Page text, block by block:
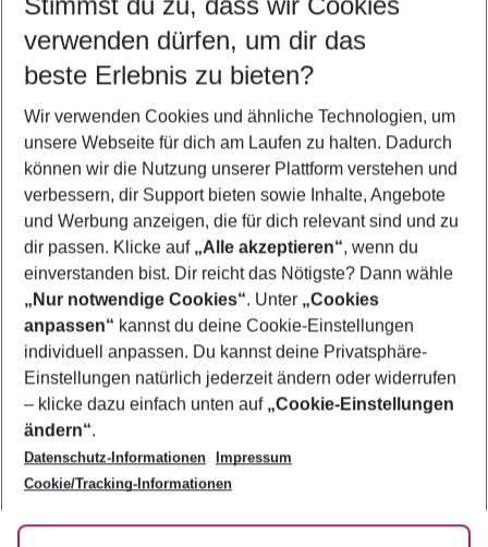
Quicklinks
Frübucher Angebote Bali für 2026
Pauschalreisen Bali
Last Minute Bali
Familienurlaub Bali
Flug & Hotel Bali
Footer
Footer navigation
Über uns
AGB
Bestpreisgarantie
Cookie-Einstellungen ändern
Cookie-Richtlinie
Agenturbetreuung
Barrierefreies Reisen
Folge uns
verwenden dürfen, um dir das
beste Erlebnis zu bieten?
Wir verwenden Cookies und ähnliche Technologien, um
unsere Webseite für dich am Laufen zu halten. Dadurch
können wir die Nutzung unserer Plattform verstehen und
verbessern, dir Support bieten sowie Inhalte, Angebote
und Werbung anzeigen, die für dich relevant sind und zu
dir passen. Klicke auf „Alle akzeptieren“, wenn du
einverstanden bist. Dir reicht das Nötigste? Dann wähle
„Nur notwendige Cookies“. Unter „Cookies
anpassen“ kannst du deine Cookie-Einstellungen
individuell anpassen. Du kannst deine Privatsphäre-
Einstellungen natürlich jederzeit ändern oder widerrufen
– klicke dazu einfach unten auf „Cookie-Einstellungen
ändern“.
Datenschutz-Informationen
Impressum
Cookie/Tracking-Informationen